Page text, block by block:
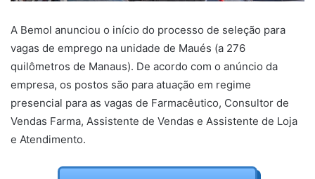
A Bemol anunciou o início do processo de seleção para
vagas de emprego na unidade de Maués (a 276
quilômetros de Manaus). De acordo com o anúncio da
empresa, os postos são para atuação em regime
presencial para as vagas de Farmacêutico, Consultor de
Vendas Farma, Assistente de Vendas e Assistente de Loja
e Atendimento.